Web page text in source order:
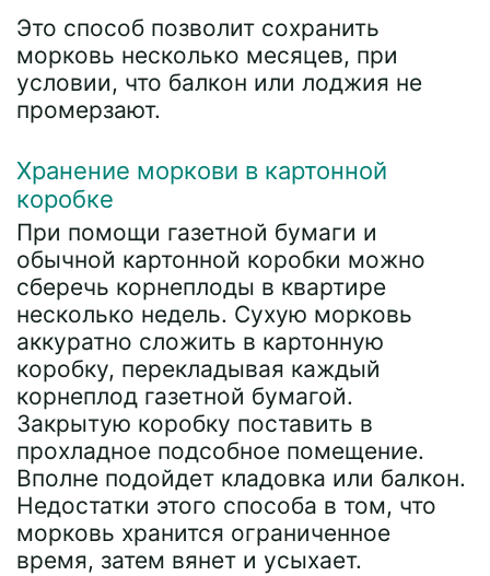
Это способ позволит сохранить
морковь несколько месяцев, при
условии, что балкон или лоджия не
промерзают.
Хранение моркови в картонной
коробке
При помощи газетной бумаги и
обычной картонной коробки можно
сберечь корнеплоды в квартире
несколько недель. Сухую морковь
аккуратно сложить в картонную
коробку, перекладывая каждый
корнеплод газетной бумагой.
Закрытую коробку поставить в
прохладное подсобное помещение.
Вполне подойдет кладовка или балкон.
Недостатки этого способа в том, что
морковь хранится ограниченное
время, затем вянет и усыхает.